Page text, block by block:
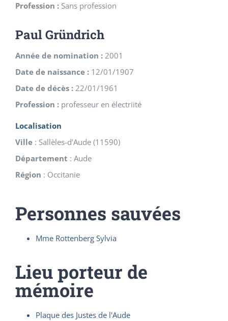
Profession : Sans profession
Paul Gründrich
Année de nomination : 2001
Date de naissance : 12/01/1907
Date de décès : 22/01/1961
Profession : professeur en électriité
Localisation
Ville : Sallèles-d’Aude (11590)
Département : Aude
Région : Occitanie
Personnes sauvées
Mme Rottenberg Sylvia
Lieu porteur de
mémoire
Plaque des Justes de l'Aude